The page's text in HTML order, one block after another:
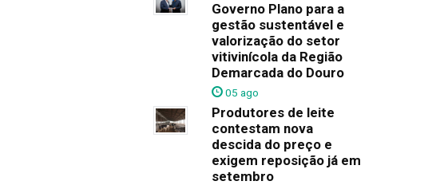
Governo Plano para a
gestão sustentável e
valorização do setor
vitivinícola da Região
Demarcada do Douro
05 ago
Produtores de leite
contestam nova
descida do preço e
exigem reposição já em
setembro